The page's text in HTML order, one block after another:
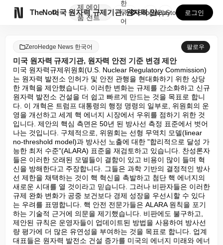
TheNote
제
품
에이
전트
미국 원자력 규제기관, 원자력 안전 기준 변경 제안
한
국
어
GooglePlay
AppStore 로그인
ZeroHedge News 한국어 팔로우
미국 원자력 규제기관, 원자력 안전 기준 변경 제안
미국 원자력규제위원회(U.S. Nuclear Regulatory Commission)
는 원자력 발전소 인허가 및 안전 관행을 현대화하기 위한 상당
한 개혁을 제안했습니다. 이러한 변화는 규제를 간소화하고 신규
원자력 발전소 건설을 더 쉽고 빠르게 만드는 것을 목표로 합니
다. 이 개혁은 트럼프 대통령의 행정 명령의 일부로, 위원회의 운
영을 개선하고 세계 핵 에너지 시장에서 우위를 점하기 위한 것
입니다. 제안의 핵심 측면은 50년 된 방사선 측정 표준에서 벗어
나는 것입니다. 구체적으로, 위원회는 선형 무역치 모델(linear
no-threshold model)과 방사선 노출에 대한 "합리적으로 달성 가
능한 최저 수준"(ALARA) 표준을 재검토하고 있습니다. 찬성론자
들은 이러한 오래된 모델들이 결함이 있고 비용이 많이 들며 혁
신을 방해한다고 주장합니다. 그들은 과학 기반의 결정적인 방사
선 제한을 채택하는 것이 핵 혁신을 촉발하고 첨단 핵 에너지의
새로운 시대를 열 것이라고 믿습니다. 그러나 비판자들은 이러한
규제 완화 변화가 공중 보건보다 경제 성장을 우선시할 수 있다
는 우려를 표명합니다. 핵 안전 전문가들은 ALARA 원칙을 포기
하는 기술적 근거에 의문을 제기했습니다. 비판에도 불구하고,
제안된 규칙은 운영자들이 업데이트된 방법을 사용하여 방사선
량 평가에 더 많은 유연성을 부여하는 것을 목표로 합니다. 업계
대표들은 원자력 발전소 건설 증가를 미국의 에너지 미래와 에너